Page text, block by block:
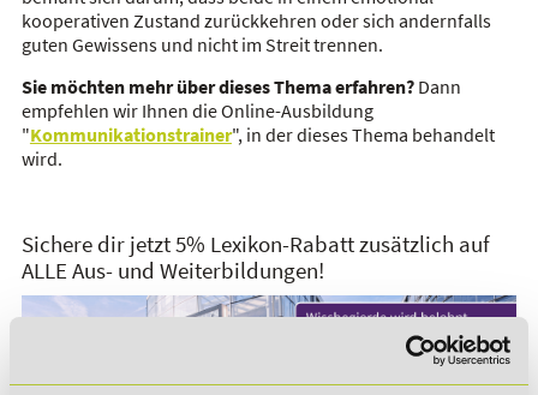
kooperativen Zustand zurückkehren oder sich andernfalls
guten Gewissens und nicht im Streit trennen.
Sie möchten mehr über dieses Thema erfahren?Dann
empfehlen wir Ihnen die Online-Ausbildung
"Kommunikationstrainer", in der dieses Thema behandelt
wird.
Sichere dir jetzt 5% Lexikon-Rabatt zusätzlich auf
ALLE Aus- und Weiterbildungen!